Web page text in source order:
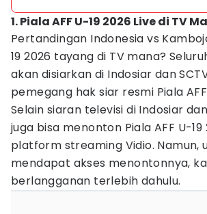
1. Piala AFF U-19 2026 Live di TV
Pertandingan Indonesia vs
19 2026 tayang di TV mana?
akan disiarkan di Indosiar dan
pemegang hak siar resmi Piala AFF
Selain siaran televisi di Indosiar
juga bisa menonton Piala AFF U-
platform streaming Vidio. Namun,
mendapat akses menontonnya,
berlangganan terlebih dahulu.